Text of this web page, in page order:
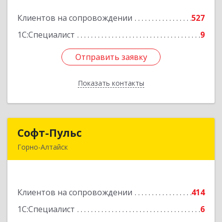
Клиентов на сопровождении
527
1С:Специалист
9
Отправить заявку
Показать контакты
Подробнее
Отправить заявку
Назад
Софт-Пульс
Горно-Алтайск
Клиентов на сопровождении
414
1С:Специалист
6
Подробнее